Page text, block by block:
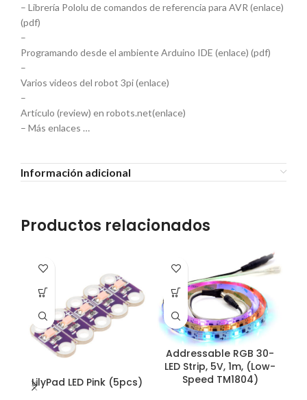
– Librería Pololu de comandos de referencia para AVR (enlace)
(pdf)
–
Programando desde el ambiente Arduino IDE (enlace) (pdf)
–
Varios videos del robot 3pi (enlace)
–
Artículo (review) en robots.net(enlace)
– Más enlaces …
Información adicional
Productos relacionados
LilyPad LED Pink (5pcs)
Addressable RGB 30-
LED Strip, 5V, 1m, (Low-
Speed TM1804)